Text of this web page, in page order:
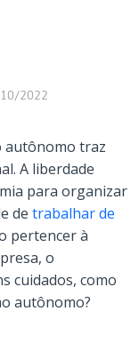
10/2022
autônomo traz
A liberdade
para organizar
de trabalhar de
pertencer à
o
cuidados, como
autônomo?